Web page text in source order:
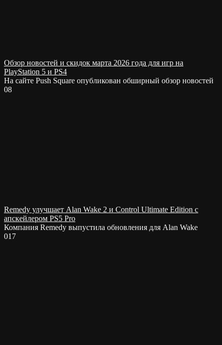
Обзор новостей и скидок марта 2026 года для игр на
PlayStation 5 и PS4
На сайте Push Square опубликован обширный обзор новостей
08
Remedy улучшает Alan Wake 2 и Control Ultimate Edition с
апскейлером PS5 Pro
Компания Remedy выпустила обновления для Alan Wake
017